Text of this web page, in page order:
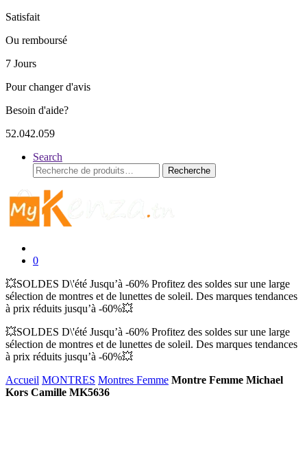
Satisfait
Ou remboursé
7 Jours
Pour changer d'avis
Besoin d'aide?
52.042.059
Search
Recherche
pour :
Recherche
0
💥SOLDES D\'été Jusqu’à -60% Profitez des soldes sur une large
sélection de montres et de lunettes de soleil. Des marques tendances
à prix réduits jusqu’à -60%💥
💥SOLDES D\'été Jusqu’à -60% Profitez des soldes sur une large
sélection de montres et de lunettes de soleil. Des marques tendances
à prix réduits jusqu’à -60%💥
Accueil MONTRES Montres Femme Montre Femme Michael
Kors Camille MK5636